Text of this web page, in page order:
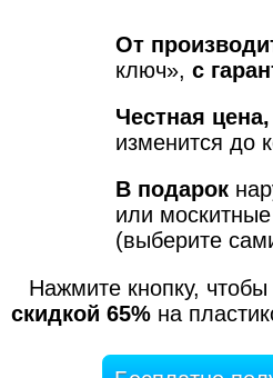
От
ключ», с
Честная цена,
изменится до
В подарок
или москитные
(выберите
Нажмите кнопку, чтобы
скидкой 65% на